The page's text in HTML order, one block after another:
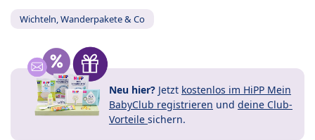
Wichteln, Wanderpakete & Co
Neu hier? Jetzt kostenlos im HiPP Mein
BabyClub registrieren und deine Club-
Vorteile sichern.